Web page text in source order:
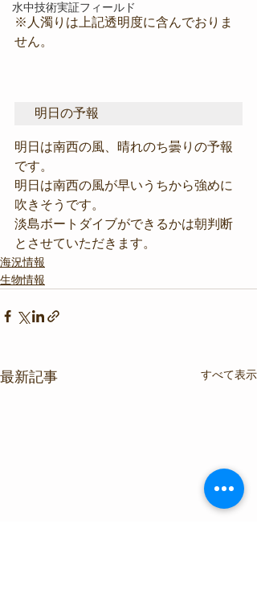
水中技術実証フィールド
※人濁りは上記透明度に含んでおりま
せん。
明日の予報
明日は南西の風、晴れのち曇りの予報
です。
明日は南西の風が早いうちから強めに
吹きそうです。
淡島ボートダイブができるかは朝判断
とさせていただきます。
海況情報
生物情報
最新記事 すべて表示